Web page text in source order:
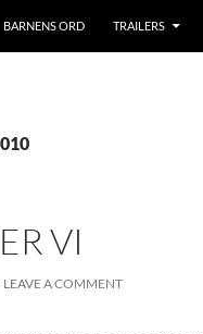
BARNENS ORD TRAILERS
VI
LEAVE A COMMENT